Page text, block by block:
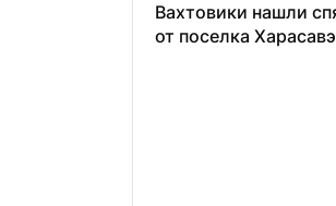
Вахтовики нашли
от поселка